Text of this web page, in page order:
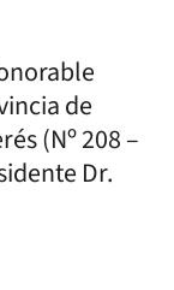
de
(Nº 208 –
Dr.